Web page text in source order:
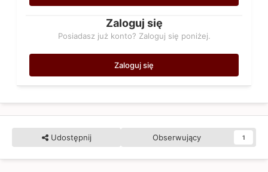
Zaloguj się
Posiadasz już konto? Zaloguj się poniżej.
Zaloguj się
Udostępnij Obserwujący 1